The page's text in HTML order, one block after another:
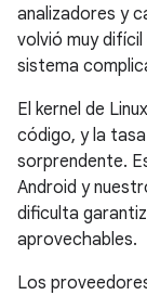
analizadores y
volvió muy
sistema
El kernel de
código, y la
sorprendente.
Android y
dificulta
aprovechables.
Los